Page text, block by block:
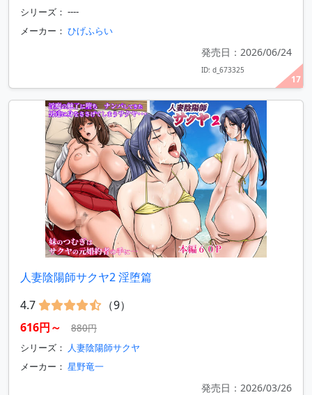
17
シリーズ： ----
メーカー： ひげふらい
発売日：2026/06/24
ID: d_673325
人妻陰陽師サクヤ2 淫堕篇
4.7
（9）
616円～
880円
シリーズ： 人妻陰陽師サクヤ
メーカー： 星野竜一
発売日：2026/03/26